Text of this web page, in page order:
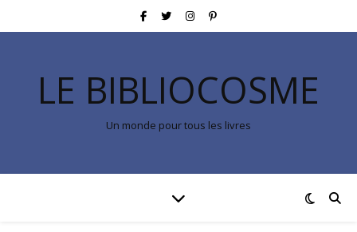
LE BIBLIOCOSME
Un monde pour tous les livres